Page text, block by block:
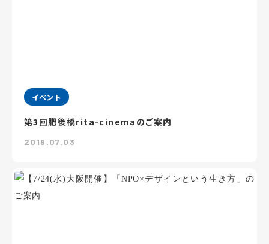
イベント
第3回肥後橋rita-cinemaのご案内
2019.07.03